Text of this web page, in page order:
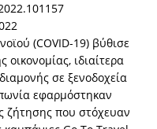
(COVID-19) βύθισε
ιδιαίτερα
σε ξενοδοχεία
εφαρμόστηκαν
ζήτησης που στόχευαν